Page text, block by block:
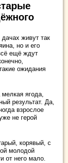
живут так
но и его
ещё ждут
ожидания
мелкая ягода,
результат. Да,
взрослое
не герой
корявый, с
молодой
от него мало.